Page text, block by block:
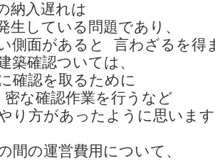
納入遅れは
生している問題であり、
側面があると 言わざるを得
築確認ついては、
確認を取るために
な確認作業を行うなど
り方があったように思いま
間の運営費用について、